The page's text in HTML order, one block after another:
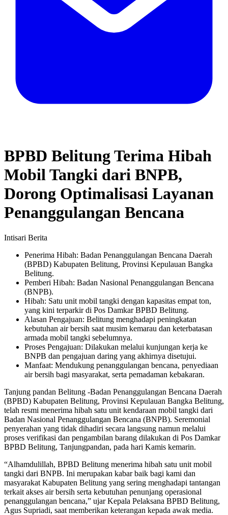
BPBD Belitung Terima Hibah
Mobil Tangki dari BNPB,
Dorong Optimalisasi Layanan
Penanggulangan Bencana
Intisari Berita
Penerima Hibah: Badan Penanggulangan Bencana Daerah
(BPBD) Kabupaten Belitung, Provinsi Kepulauan Bangka
Belitung.
Pemberi Hibah: Badan Nasional Penanggulangan Bencana
(BNPB).
Hibah: Satu unit mobil tangki dengan kapasitas empat ton,
yang kini terparkir di Pos Damkar BPBD Belitung.
Alasan Pengajuan: Belitung menghadapi peningkatan
kebutuhan air bersih saat musim kemarau dan keterbatasan
armada mobil tangki sebelumnya.
Proses Pengajuan: Dilakukan melalui kunjungan kerja ke
BNPB dan pengajuan daring yang akhirnya disetujui.
Manfaat: Mendukung penanggulangan bencana, penyediaan
air bersih bagi masyarakat, serta pemadaman kebakaran.
Tanjung pandan Belitung -Badan Penanggulangan Bencana Daerah
(BPBD) Kabupaten Belitung, Provinsi Kepulauan Bangka Belitung,
telah resmi menerima hibah satu unit kendaraan mobil tangki dari
Badan Nasional Penanggulangan Bencana (BNPB). Seremonial
penyerahan yang tidak dihadiri secara langsung namun melalui
proses verifikasi dan pengambilan barang dilakukan di Pos Damkar
BPBD Belitung, Tanjungpandan, pada hari Kamis kemarin.
“Alhamdulillah, BPBD Belitung menerima hibah satu unit mobil
tangki dari BNPB. Ini merupakan kabar baik bagi kami dan
masyarakat Kabupaten Belitung yang sering menghadapi tantangan
terkait akses air bersih serta kebutuhan penunjang operasional
penanggulangan bencana,” ujar Kepala Pelaksana BPBD Belitung,
Agus Supriadi, saat memberikan keterangan kepada awak media.